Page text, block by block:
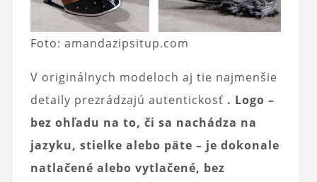
Foto: amandazipsitup.com
V originálnych modeloch aj tie najmenšie
detaily prezrádzajú autentickosť . Logo –
bez ohľadu na to, či sa nachádza na
jazyku, stielke alebo päte – je dokonale
natlačené alebo vytlačené, bez